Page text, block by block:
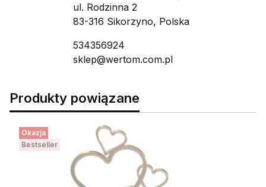
ul. Rodzinna 2
83-316 Sikorzyno, Polska
534356924
sklep@wertom.com.pl
Produkty powiązane
Okazja
Bestseller